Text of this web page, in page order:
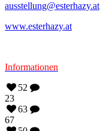
ausstellung@esterhazy.at
www.esterhazy.at
Informationen
52
23
63
67